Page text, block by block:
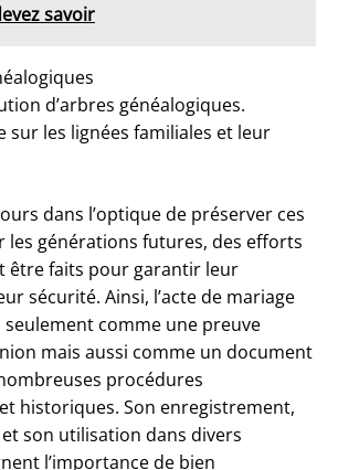
savoir
d’arbres généalogiques.
sur les lignées familiales et leur
dans l’optique de préserver ces
les générations futures, des efforts
être faits pour garantir leur
sécurité. Ainsi, l’acte de mariage
comme une preuve
mais aussi comme un document
procédures
historiques. Son enregistrement,
son utilisation dans divers
l’importance de bien